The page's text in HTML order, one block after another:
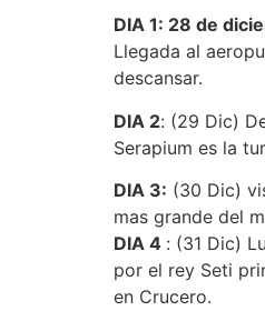
DIA 1: 28 de
Llegada al
descansar.
DIA 2: (29 Dic)
Serapium es la
DIA 3: (30 Dic)
mas grande del
DIA 4 : (31 Dic)
por el rey Seti
en Crucero.